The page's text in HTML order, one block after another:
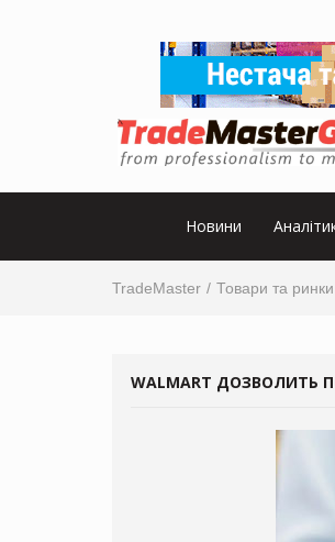
Новини
TradeMaster Товари та ринки
WALMART ДОЗВОЛИТЬ